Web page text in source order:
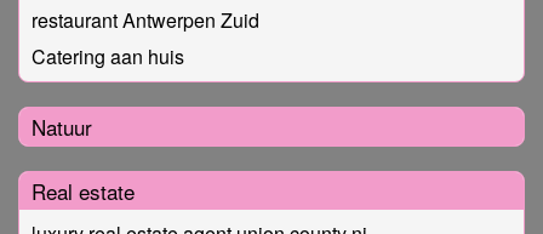
restaurant Antwerpen Zuid
Catering aan huis
Natuur
Real estate